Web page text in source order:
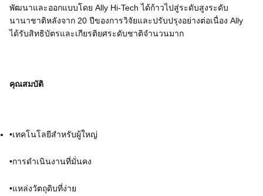
พัฒนาและออกแบบโดย Ally Hi-Tech ได้ก้าวไปสู่ระดับสูงระดับ
นานาชาติหลังจาก 20 ปีของการวิจัยและปรับปรุงอย่างต่อเนื่อง Ally
ได้รับสิทธิบัตรและเกียรติยศระดับชาติจำนวนมาก
คุณสมบัติ
•เทคโนโลยีสำหรับผู้ใหญ่
•การดำเนินงานที่มั่นคง
•แหล่งวัตถุดิบที่ง่าย